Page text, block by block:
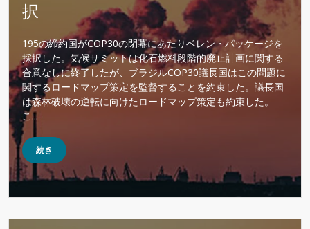
択
195の締約国がCOP30の閉幕にあたりベレン・パッケージを
採択した。気候サミットは化石燃料段階的廃止計画に関する
合意なしに終了したが、ブラジルCOP30議長国はこの問題に
関するロードマップ策定を監督することを約束した。議長国
は森林破壊の逆転に向けたロードマップ策定も約束した。
こ...
続き